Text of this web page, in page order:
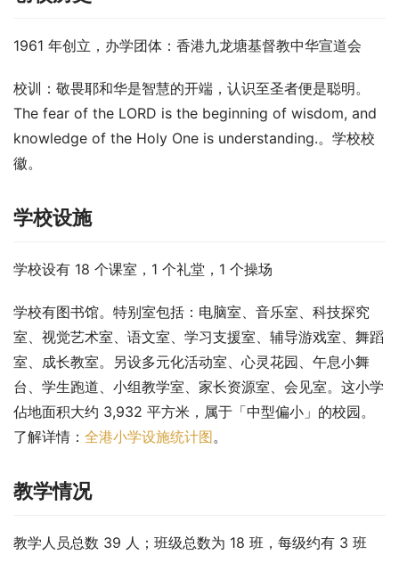
1961 年创立，办学团体：香港九龙塘基督教中华宣道会
校训：敬畏耶和华是智慧的开端，认识至圣者便是聪明。
The fear of the LORD is the beginning of wisdom, and
knowledge of the Holy One is understanding.。学校校
徽。
学校设施
学校设有 18 个课室，1 个礼堂，1 个操场
学校有图书馆。特别室包括：电脑室、音乐室、科技探究
室、视觉艺术室、语文室、学习支援室、辅导游戏室、舞蹈
室、成长教室。另设多元化活动室、心灵花园、午息小舞
台、学生跑道、小组教学室、家长资源室、会见室。这小学
佔地面积大约 3,932 平方米，属于「中型偏小」的校园。
了解详情： 全港小学设施统计图。
教学情况
教学人员总数 39 人；班级总数为 18 班，每级约有 3 班